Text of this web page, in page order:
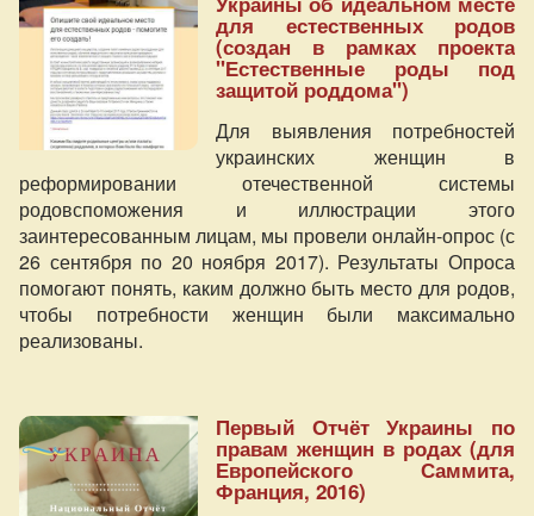
для естественных родов
(создан в рамках проекта
"Естественные роды под
защитой роддома")
Для выявления потребностей
украинских женщин в
реформировании отечественной системы
родовспоможения и иллюстрации этого
заинтересованным лицам, мы провели онлайн-опрос (с
26 сентября по 20 ноября 2017). Результаты Опроса
помогают понять, каким должно быть место для родов,
чтобы потребности женщин были максимально
реализованы.
Первый Отчёт Украины по
правам женщин в родах (для
Европейского Саммита,
Франция, 2016)